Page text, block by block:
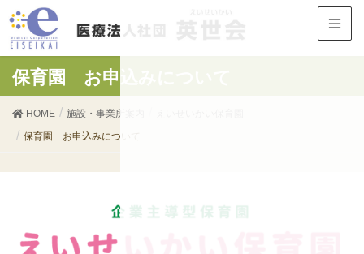
保育園 お申込みについて
HOME 施設・事業所案内
保育園 お申込みについて